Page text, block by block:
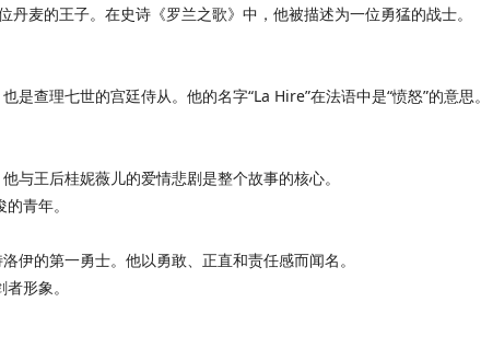
麦的王子。在史诗《罗兰之歌》中，他被描述为一位勇猛的战士。
查理七世的宫廷侍从。他的名字“La Hire”在法语中是“愤怒”的意思。
与王后桂妮薇儿的爱情悲剧是整个故事的核心。
青年。
伊的第一勇士。他以勇敢、正直和责任感而闻名。
形象。